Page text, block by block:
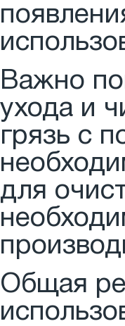
Важно
ухода и
грязь с
для
Общая